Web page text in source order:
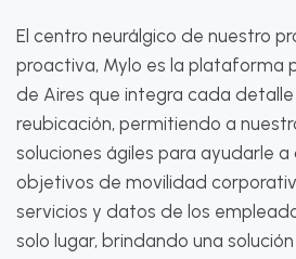
El centro neurálgico de nuestro
proactiva, Mylo es la plataforma
de Aires que integra cada
reubicación, permitiendo a
soluciones ágiles para ayudarle a
objetivos de movilidad
servicios y datos de los
solo lugar, brindando una